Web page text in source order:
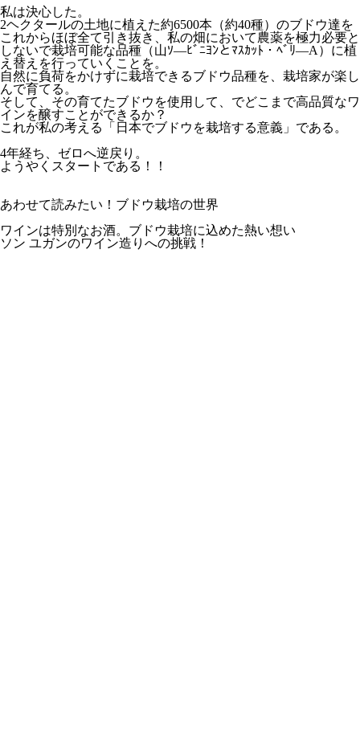
私は決心した。
2ヘクタールの土地に植えた約6500本（約40種）のブドウ達を
これからほぼ全て引き抜き、私の畑において農薬を極力必要と
しないで栽培可能な品種（山ｿ—ﾋﾞﾆﾖﾝとﾏｽｶｯﾄ・ﾍﾞﾘ—A）に植
え替えを行っていくことを。
自然に負荷をかけずに栽培できるブドウ品種を、栽培家が楽し
んで育てる。
そして、その育てたブドウを使用して、でどこまで高品質なワ
インを醸すことができるか？
これが私の考える「日本でブドウを栽培する意義」である。
4年経ち、ゼロへ逆戻り。
ようやくスタートである！！
あわせて読みたい！ブドウ栽培の世界
ワインは特別なお酒。ブドウ栽培に込めた熱い想い
ソン ユガンのワイン造りへの挑戦！